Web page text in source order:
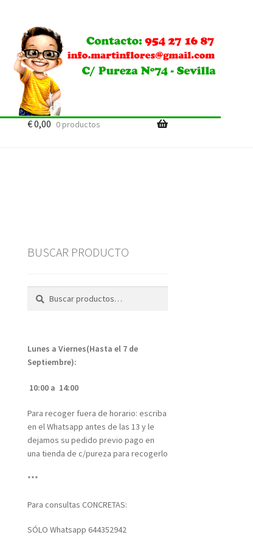
€0,00 0 productos
BUSCAR PRODUCTO
Buscar
Buscar
Lunes a Viernes(Hasta el 7 de
Septiembre):
10:00 a 14:00
Para recoger fuera de horario: escriba
en el Whatsapp antes de las 13 y le
dejamos su pedido previo pago en
una tienda de c/pureza para recogerlo
***
Para consultas CONCRETAS:
SÓLO Whatsapp 644352942